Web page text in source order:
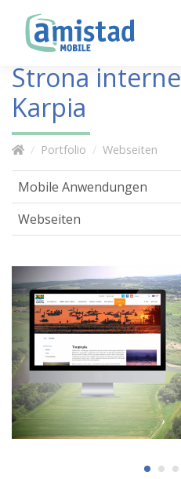
Strona
Karpia
Portfolio Webseiten
Mobile Anwendungen
Webseiten